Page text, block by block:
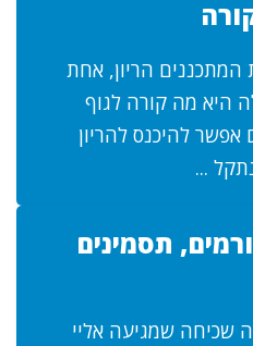
המתכננים הריון, אחת
היא מה קורה לגוף
להיכנס להריון
...
תסמינים
שכיחה שמגיעה אליי